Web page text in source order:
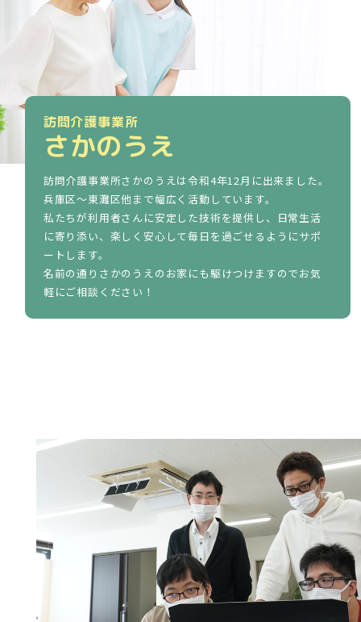
訪問介護事業所
さかのうえ
訪問介護事業所さかのうえは令和4年12月に出来ました。
兵庫区～東灘区他まで幅広く活動しています。
私たちが利用者さんに安定した技術を提供し、日常生活
に寄り添い、楽しく安心して毎日を過ごせるようにサポ
ートします。
名前の通りさかのうえのお家にも駆けつけますのでお気
軽にご相談ください！